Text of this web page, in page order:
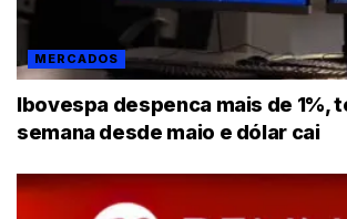
MERCADOS
Ibovespa despenca mais de 1%,
semana desde maio e dólar cai